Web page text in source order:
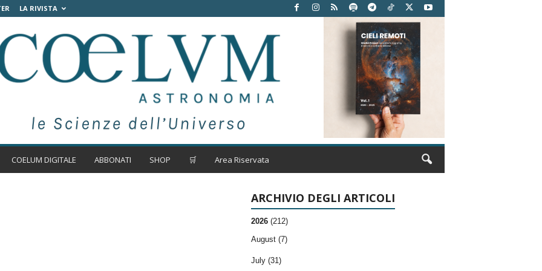
LA RIVISTA
COELUM DIGITALE ABBONATI SHOP 🛒 Area Riservata
ARCHIVIO DEGLI ARTICOLI
2026 (212)
August (7)
July (31)